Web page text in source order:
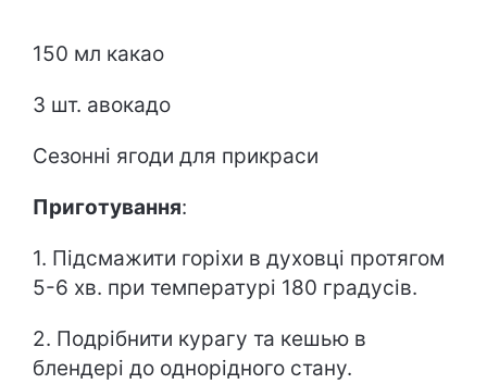
150 мл какао
3 шт. авокадо
Сезонні ягоди для прикраси
Приготування:
1. Підсмажити горіхи в духовці протягом
5-6 хв. при температурі 180 градусів.
2. Подрібнити курагу та кешью в
блендері до однорідного стану.